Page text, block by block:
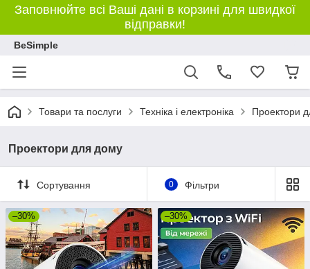
Заповнюйте всі Ваші дані в корзині для швидкої
відправки!
BeSimple
Товари та послуги Техніка і електроніка Проектори
Проектори для дому
Сортування 0 Фільтри
–30% –30%